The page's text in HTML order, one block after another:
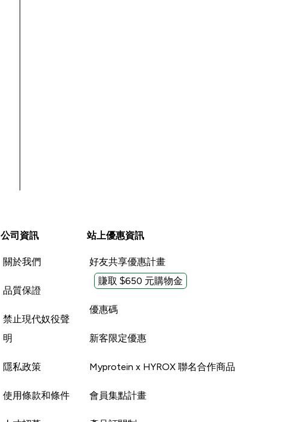
公司資訊
關於我們
品質保證
禁止現代奴役聲
明
隱私政策
使用條款和條件
站上優惠資訊
好友共享優惠計畫
賺取 $650 元購物金
優惠碼
新客限定優惠
Myprotein x HYROX 聯名合作商品
會員集點計畫